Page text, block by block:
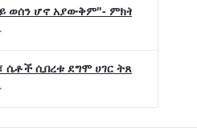
ወሰን ሆኖ አያውቅም"- ምክትል ጠቅላይ
ሴቶች ሲበረቱ ደግሞ ሀገር ትጸናለች"- ዶ/ር